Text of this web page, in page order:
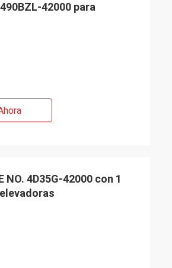
42000 para
NO. 4D35G-42000 con 1